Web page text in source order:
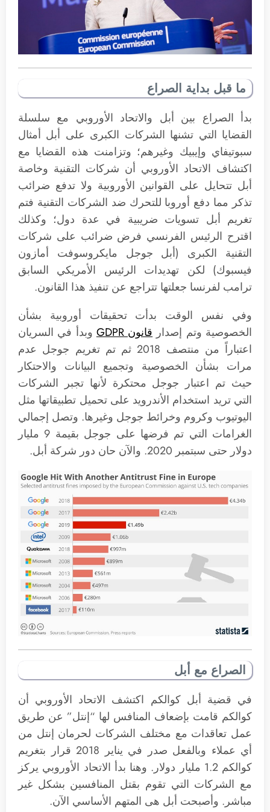
ما قبل بداية الصراع
بدأ الصراع بين أبل والاتحاد الأوروبي مع سلسلة
القضايا التي تشنها الشركات الكبرى على أبل أمثال
سبوتيفاي وإيبيك وغيرهم؛ وتزامنت هذه القضايا مع
اكتشاف الاتحاد الأوروبي أن شركات التقنية وخاصة
أبل تتحايل على القوانين الأوروبية ولا تدفع ضرائب
تذكر مما دفع أوروبا للتحرك ضد الشركات التقنية فتم
تغريم أبل تسويات ضريبية في عدة دول؛ وكذلك
اقترح الرئيس الفرنسي فرض ضرائب على شركات
التقنية الكبرى (أبل جوجل مايكروسوفت أمازون
فيسبوك) لكن تهديدات الرئيس الأمريكي السابق
ترامب لفرنسا جعلتها تتراجع عن تنفيذ هذا القانون.
وفي نفس الوقت بدأت تحقيقات أوروبية بشأن
الخصوصية وتم إصدارقانون GDPR
وبدأ في السريان
اعتباراً من منتصف 2018 ثم تم تغريم جوجل عدم
مرات بشأن الخصوصية وتجميع البيانات والاحتكار
حيث تم اعتبار جوجل محتكرة لأنها تجبر الشركات
التي تريد استخدام الأندرويد على تحميل تطبيقاتها مثل
اليوتيوب وكروم وخرائط جوجل وغيرها. وتصل إجمالي
الغرامات التي تم فرضها على جوجل بقيمة 9 مليار
دولار حتى سبتمبر 2020. والآن حان دور شركة أبل.
الصراع مع أبل
في قضية أبل كوالكم اكتشف الاتحاد الأوروبي أن
كوالكم قامت بإضعاف المنافس لها “إنتل” عن طريق
عمل تعاقدات مع مختلف الشركات لحرمان إنتل من
أي عملاء وبالفعل صدر في يناير 2018 قرار بتغريم
كوالكم 1.2 مليار دولار. وهنا بدأ الاتحاد الأوروبي يركز
مع الشركات التي تقوم بقتل المنافسين بشكل غير
مباشر. وأصبحت أبل هى المتهم الأساسي الآن.